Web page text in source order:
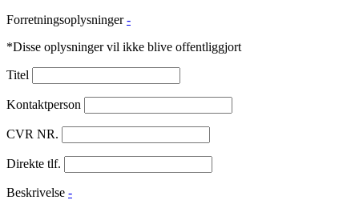
Forretningsoplysninger -
*Disse oplysninger vil ikke blive offentliggjort
Titel
Kontaktperson
CVR NR.
Direkte tlf.
Beskrivelse -